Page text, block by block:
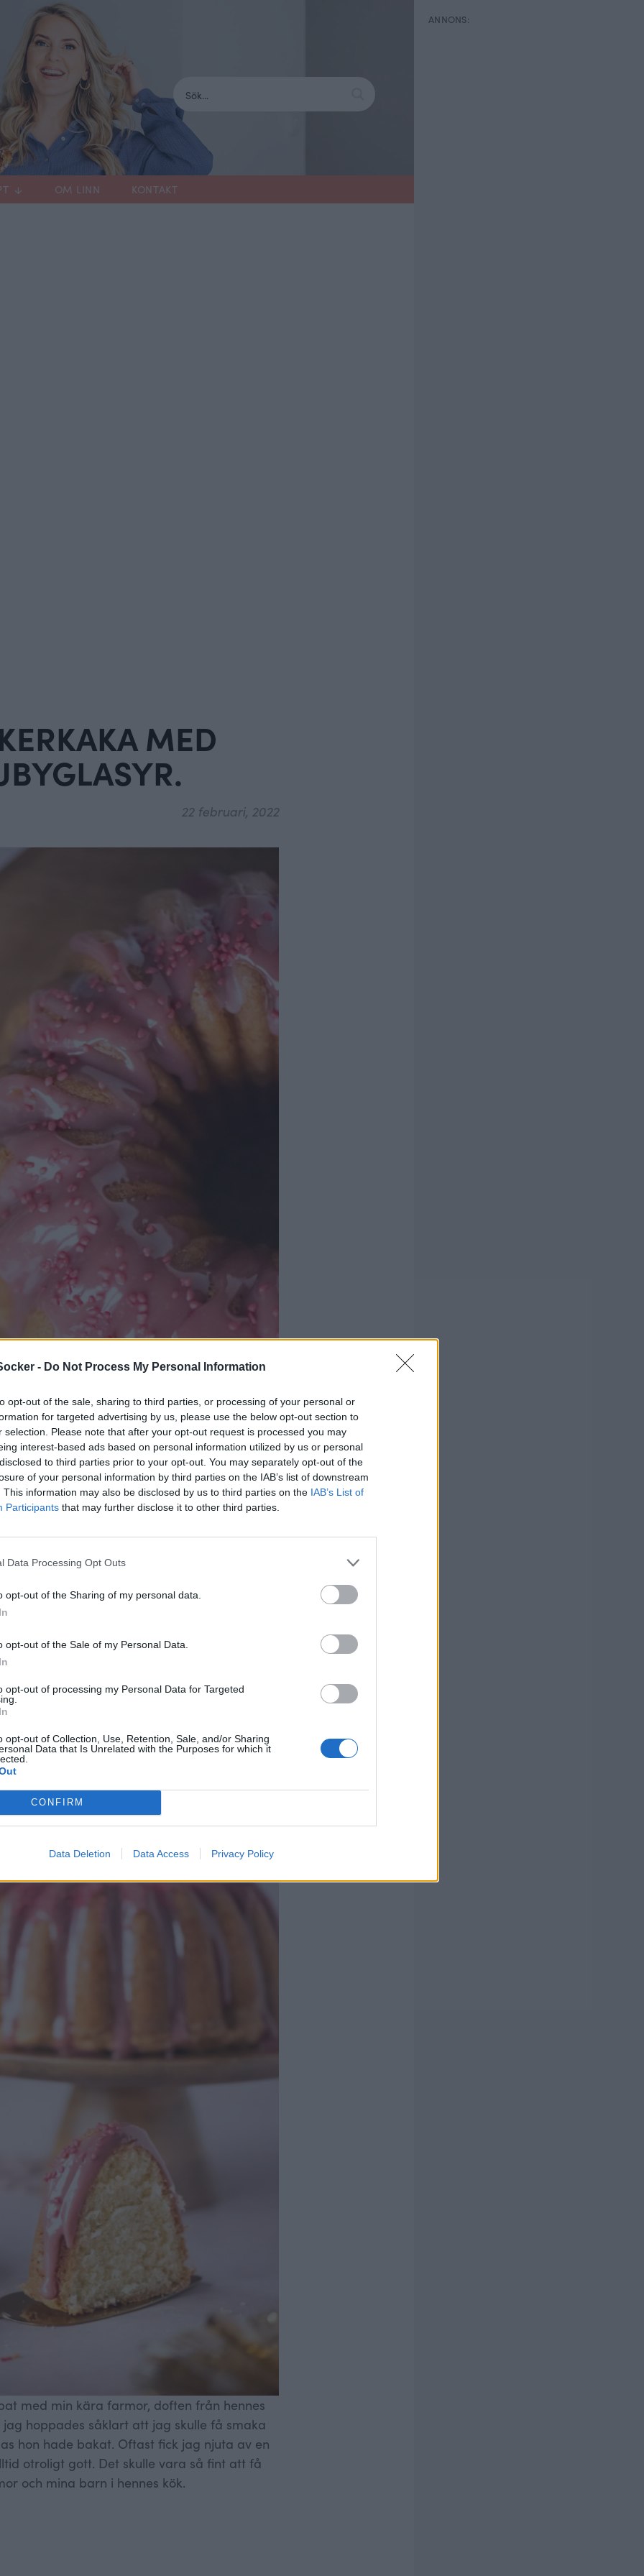
- Do Not Process My Personal Information
opt-out of the sale, sharing to third parties, or processing of your personal or
for targeted advertising by us, please use the below opt-out section to
selection. Please note that after your opt-out request is processed you may
interest-based ads based on personal information utilized by us or personal
to third parties prior to your opt-out. You may separately opt-out of the
of your personal information by third parties on the IAB’s list of downstream
This information may also be disclosed by us to third parties on the IAB’s List of
Participants that may further disclose it to other third parties.
Data Processing Opt Outs
opt-out of the Sharing of my personal data.
opt-out of the Sale of my Personal Data.
opt-out of processing my Personal Data for Targeted
opt-out of Collection, Use, Retention, Sale, and/or Sharing
Data that Is Unrelated with the Purposes for which it
CONFIRM
Data Deletion Data Access Privacy Policy
OM LINN KONTAKT
MED
22 februari, 2022
och rubyglasyr är en klassisk
Ruby chokladen är lite sötsyrlig
kakan till en helt ny nivå. Det var
det blev jordgubbssmak såklart.
god smak och lite kris. Jag kan väl
dragit på hackade pistagenötter
en kanonkaka!
med min kära farmor, doften från hennes
hoppades såklart att jag skulle få smaka
hon hade bakat. Oftast fick jag njuta av en
otroligt gott. Det skulle vara så fint att få
och mina barn i hennes kök.